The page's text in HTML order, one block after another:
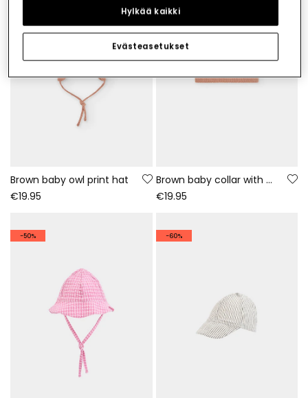
Brown baby owl print hat
€19.95
Brown baby collar with multicolour stripes
€19.95
-50% -60%
Evästeasetukset
Hylkää kaikki